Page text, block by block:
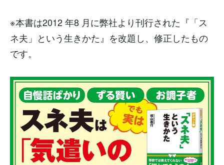
※本書は2012 年8 月に弊社より刊行された『「ス
ネ夫」という生きかた』を改題し、修正したもの
です。